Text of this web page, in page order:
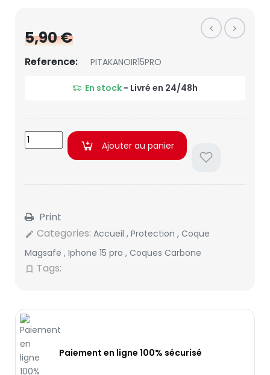
5,90 €
Reference: PITAKANOIR15PRO
En stock - Livré en 24/48h
Ajouter au panier
Print
edit Categories: Accueil , Protection , Coque
Magsafe , Iphone 15 pro , Coques Carbone
bookmark_border Tags:
Paiement en ligne 100% sécurisé